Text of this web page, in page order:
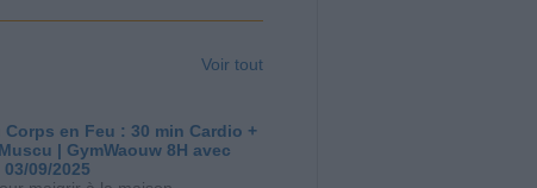
Voir tout
Corps en Feu : 30 min Cardio +
| GymWaouw 8H avec
09/2025